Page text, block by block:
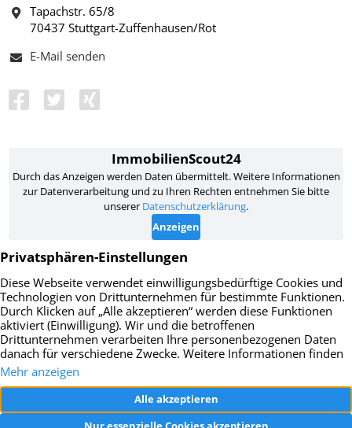
Tapachstr. 65/8
70437 Stuttgart-Zuffenhausen/Rot
E-Mail senden
Impressum Datenschutz
AGB
Widerrufsbelehrung
Vertrag widerrufen